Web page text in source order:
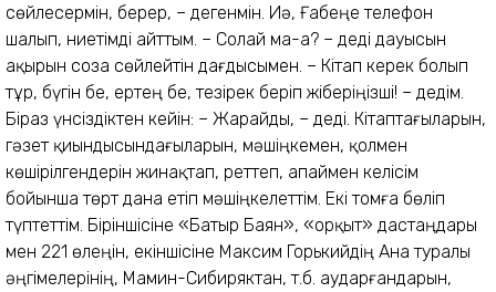
сөйлесермін, берер, – дегенмін. Иә, Ғабеңе телефон
шалып, ниетімді айттым. – Солай ма-а? – деді дауысын
ақырын соза сөйлейтін дағдысымен. – Кітап керек болып
тұр, бүгін бе, ертең бе, тезірек беріп жіберіңізші! – дедім.
Біраз үнсіздіктен кейін: – Жарайды, – деді. Кітаптағыларын,
гәзет қиын­дысындағыларын, мәшің­кемен, қолмен
көшірілгендерін жинақтап, реттеп, апаймен келісім
бойынша төрт дана етіп мәшіңкелеттім. Екі томға бөліп
түптеттім. Біріншісіне «Батыр Баян», «Қорқыт» дастаңдары
мен 221 өлеңін, екіншісіне Максим Горькийдің Ана туралы
әңгімелерінің, Мамин-Сибиряктан, т.б. аударғандарын,